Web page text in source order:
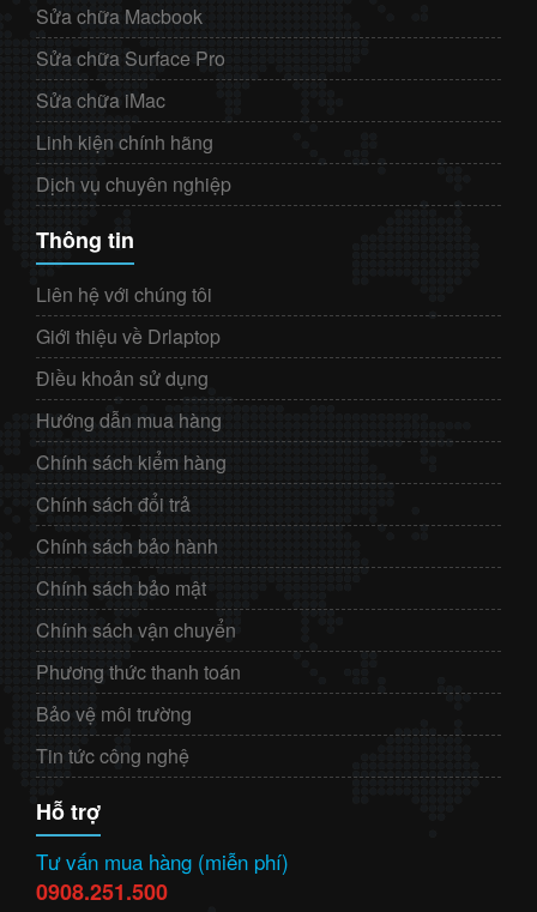
Sửa chữa Macbook
Sửa chữa Surface Pro
Sửa chữa iMac
Linh kiện chính hãng
Dịch vụ chuyên nghiệp
Thông tin
Liên hệ với chúng tôi
Giới thiệu về Drlaptop
Điều khoản sử dụng
Hướng dẫn mua hàng
Chính sách kiểm hàng
Chính sách đổi trả
Chính sách bảo hành
Chính sách bảo mật
Chính sách vận chuyển
Phương thức thanh toán
Bảo vệ môi trường
Tin tức công nghệ
Hỗ trợ
Tư vấn mua hàng (miễn phí)
0908.251.500